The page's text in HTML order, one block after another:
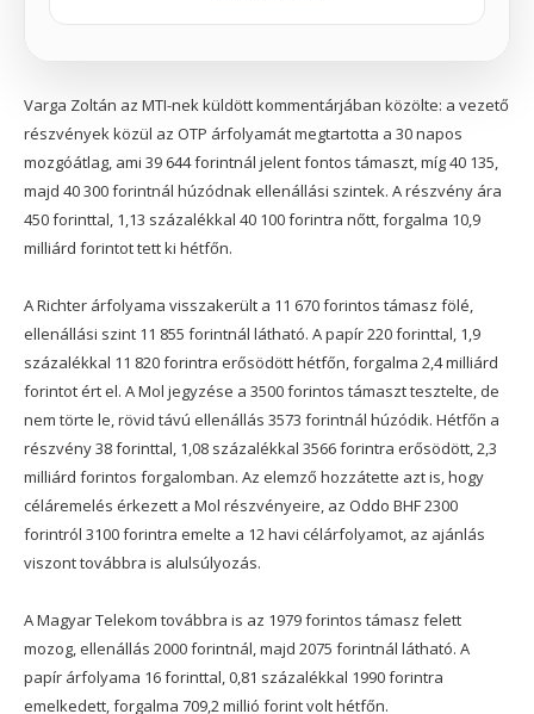
Varga Zoltán az MTI-nek küldött kommentárjában közölte: a vezető
részvények közül az OTP árfolyamát megtartotta a 30 napos
mozgóátlag, ami 39 644 forintnál jelent fontos támaszt, míg 40 135,
majd 40 300 forintnál húzódnak ellenállási szintek. A részvény ára
450 forinttal, 1,13 százalékkal 40 100 forintra nőtt, forgalma 10,9
milliárd forintot tett ki hétfőn.
A Richter árfolyama visszakerült a 11 670 forintos támasz fölé,
ellenállási szint 11 855 forintnál látható. A papír 220 forinttal, 1,9
százalékkal 11 820 forintra erősödött hétfőn, forgalma 2,4 milliárd
forintot ért el. A Mol jegyzése a 3500 forintos támaszt tesztelte, de
nem törte le, rövid távú ellenállás 3573 forintnál húzódik. Hétfőn a
részvény 38 forinttal, 1,08 százalékkal 3566 forintra erősödött, 2,3
milliárd forintos forgalomban. Az elemző hozzátette azt is, hogy
céláremelés érkezett a Mol részvényeire, az Oddo BHF 2300
forintról 3100 forintra emelte a 12 havi célárfolyamot, az ajánlás
viszont továbbra is alulsúlyozás.
A Magyar Telekom továbbra is az 1979 forintos támasz felett
mozog, ellenállás 2000 forintnál, majd 2075 forintnál látható. A
papír árfolyama 16 forinttal, 0,81 százalékkal 1990 forintra
emelkedett, forgalma 709,2 millió forint volt hétfőn.